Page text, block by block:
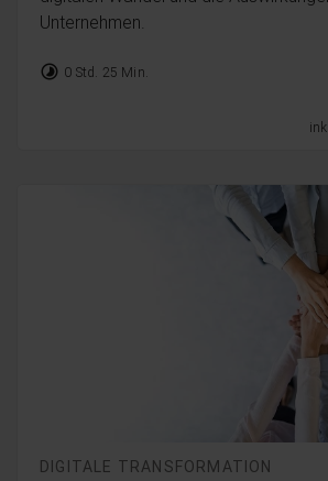
Unternehmen.
timelapse 0 Std. 25 Min.
DIGITALE TRANSFORMATION